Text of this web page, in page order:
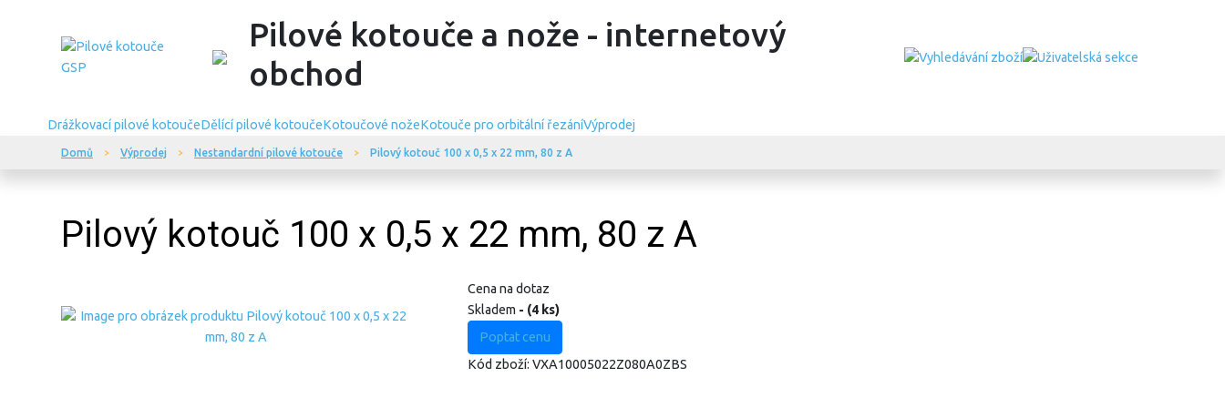
Pilové kotouče a nože - internetový
obchod
Drážkovací pilové kotoučeDělící pilové kotoučeKotoučové nožeKotouče pro orbitální řezáníVýprodej
Domů Výprodej Nestandardní pilové kotouče Pilový kotouč 100 x 0,5 x 22 mm, 80 z A
Pilový kotouč 100 x 0,5 x 22 mm, 80 z A
Cena na dotaz
Skladem - (4 ks)
Poptat cenu
Kód zboží: VXA10005022Z080A0ZBS